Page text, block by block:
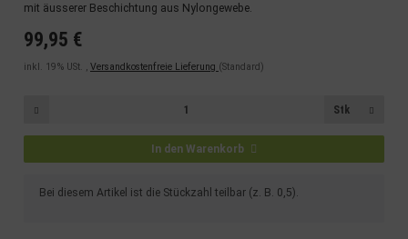
mit äusserer Beschichtung aus Nylongewebe.
99,95 €
inkl. 19% USt. , Versandkostenfreie Lieferung (Standard)
Stk
In den Warenkorb
xBei diesem Artikel ist die Stückzahl teilbar (z. B. 0,5).